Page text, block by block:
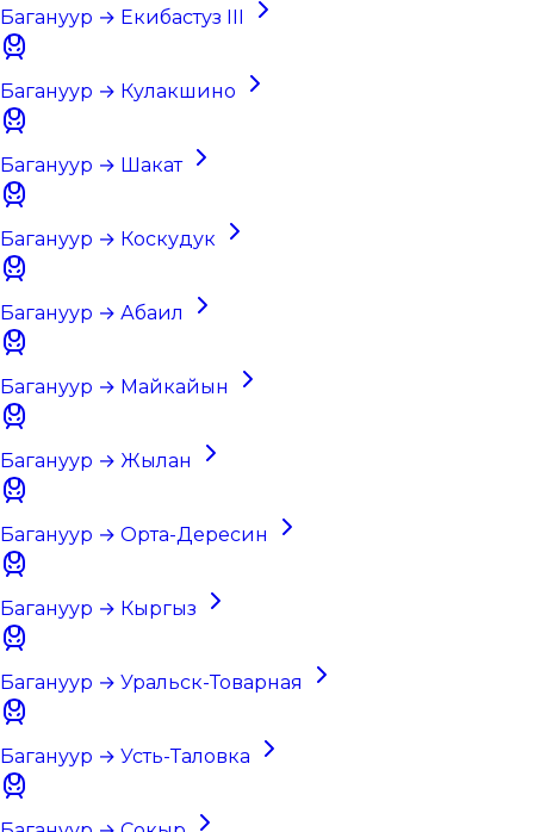
Багануур → Екибастуз III
Багануур → Кулакшино
Багануур → Шакат
Багануур → Коскудук
Багануур → Абаил
Багануур → Майкайын
Багануур → Жылан
Багануур → Орта-Дересин
Багануур → Кыргыз
Багануур → Уральск-Товарная
Багануур → Усть-Таловка